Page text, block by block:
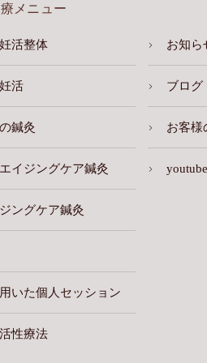
メニュー
活整体
活
鍼灸
イジングケア鍼灸
ングケア鍼灸
いた個人セッション
性療法
お知ら
ブログ
お客様